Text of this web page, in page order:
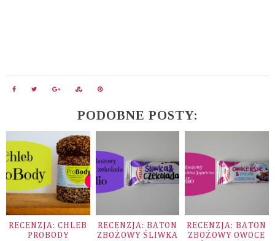
PODOBNE POSTY:
RECENZJA: CHLEB
PROBODY
RECENZJA: BATON
ZBOŻOWY ŚLIWKA
RECENZJA: BATON
ZBOŻOWY OWOCE